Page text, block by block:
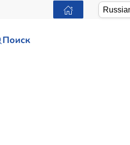
Поиск